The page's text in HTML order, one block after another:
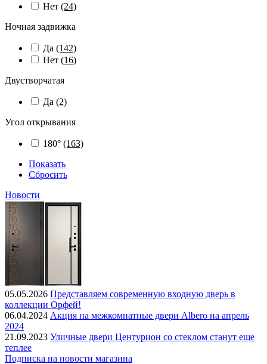
Нет (24)
Ночная задвижка
Да (142)
Нет (16)
Двустворчатая
Да (2)
Угол открывания
180° (163)
Показать
Сбросить
Новости
05.05.2026 Представляем современную входную дверь в
коллекции Орфей!
06.04.2024 Акция на межкомнатные двери Albero на апрель
2024
21.09.2023 Уличные двери Центурион со стеклом станут еще
теплее
Подписка на новости магазина